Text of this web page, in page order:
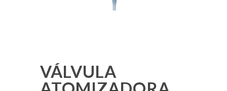
VÁLVULA